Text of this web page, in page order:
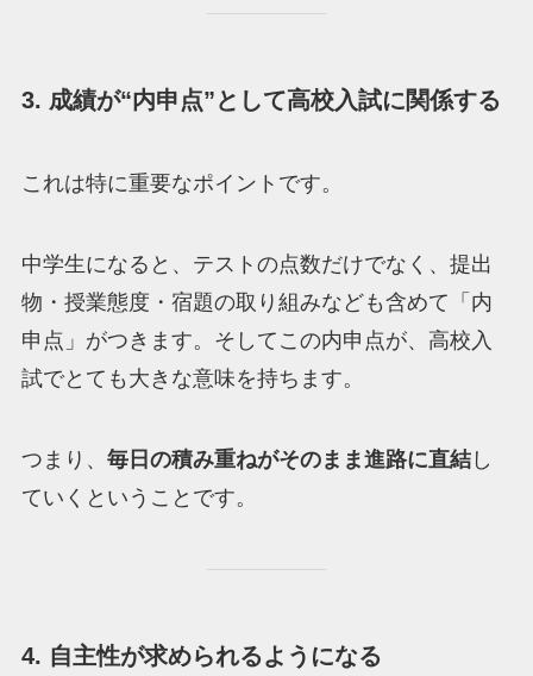
3. 成績が“内申点”として高校入試に関係する
これは特に重要なポイントです。
中学生になると、テストの点数だけでなく、提出
物・授業態度・宿題の取り組みなども含めて「内
申点」がつきます。そしてこの内申点が、高校入
試でとても大きな意味を持ちます。
つまり、 毎日の積み重ねがそのまま進路に直結し
ていくということです。
4. 自主性が求められるようになる